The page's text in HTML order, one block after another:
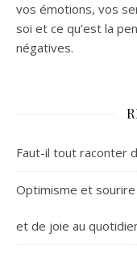
vos émotions, vos
soi et ce qu’est la
négatives.
Faut-il tout raconter
Optimisme et
et de joie au